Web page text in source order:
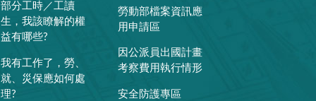
部分工時／工讀
生，我該瞭解的權
益有哪些?
我有工作了，勞、
就、災保應如何處
理?
勞動部檔案資訊應
用申請區
因公派員出國計畫
考察費用執行情形
安全防護專區